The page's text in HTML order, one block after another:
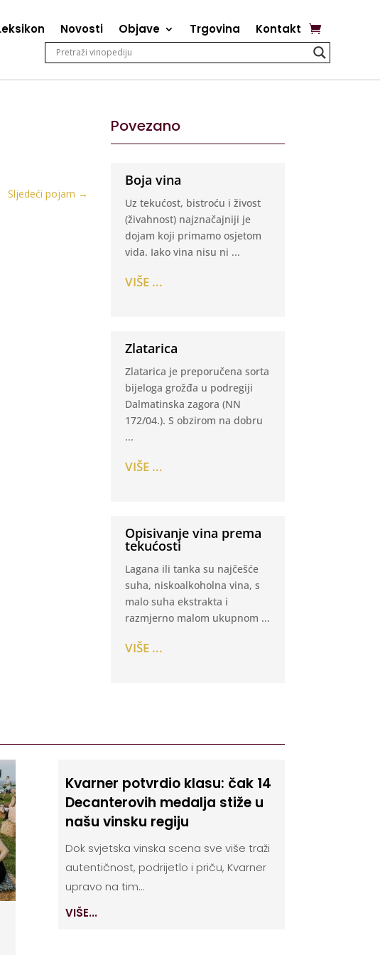
Novosti Objave Trgovina Kontakt
Sljedeći pojam →
Povezano
Boja vina
Uz tekućost, bistroću i živost
(živahnost) najznačajniji je
dojam koji primamo osjetom
vida. Iako vina nisu ni ...
VIŠE ...
Zlatarica
Zlatarica je preporučena sorta
bijeloga grožđa u podregiji
Dalmatinska zagora (NN
172/04.). S obzirom na dobru
...
VIŠE ...
Opisivanje vina prema
tekućosti
Lagana ili tanka su najčešće
suha, niskoalkoholna vina, s
malo suha ekstrakta i
razmjerno malom ukupnom ...
VIŠE ...
Kvarner potvrdio klasu: čak 14
Decanterovih medalja stiže u
našu vinsku regiju
Dok svjetska vinska scena sve više traži
autentičnost, podrijetlo i priču, Kvarner
upravo na tim...
VIŠE...